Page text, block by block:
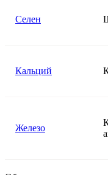
Селен
Кальций
Железо